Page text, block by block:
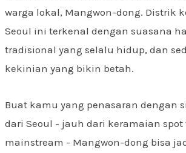
warga lokal, Mangwon-dong. Distrik
Seoul ini terkenal dengan suasana
tradisional yang selalu hidup, dan
kekinian yang bikin betah.
Buat kamu yang penasaran dengan
dari Seoul - jauh dari keramaian spot
mainstream - Mangwon-dong bisa